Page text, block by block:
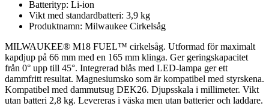
Batterityp: Li-ion
Vikt med standardbatteri: 3,9 kg
Produktnamn: Milwaukee Cirkelsåg
MILWAUKEE® M18 FUEL™ cirkelsåg. Utformad för maximalt
kapdjup på 66 mm med en 165 mm klinga. Ger geringskapacitet
från 0° upp till 45°. Integrerad blås med LED-lampa ger ett
dammfritt resultat. Magnesiumsko som är kompatibel med styrskena.
Kompatibel med dammutsug DEK26. Djupsskala i millimeter. Vikt
utan batteri 2,8 kg. Levereras i väska men utan batterier och laddare.